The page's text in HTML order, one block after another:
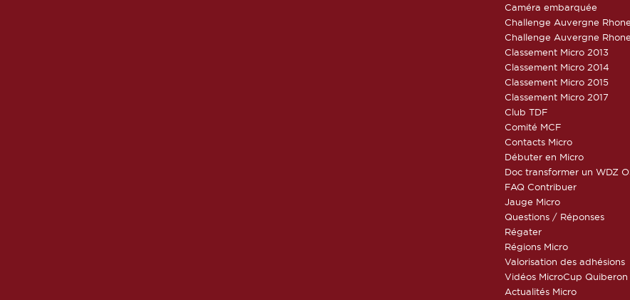
Caméra embarquée
Challenge Auvergne
Challenge Auvergne
Classement Micro 2013
Classement Micro 2014
Classement Micro 2015
Classement Micro 2017
Club TDF
Comité MCF
Contacts Micro
Débuter en Micro
Doc transformer un WDZ
FAQ Contribuer
Jauge Micro
Questions / Réponses
Régater
Régions Micro
Valorisation des adhésions
Vidéos MicroCup Quiberon
Actualités Micro